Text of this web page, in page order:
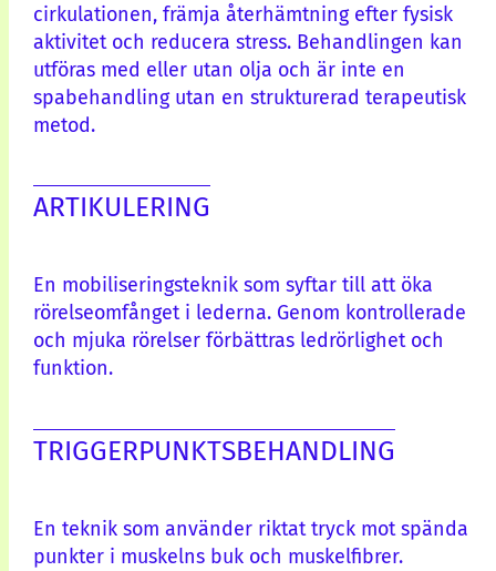
cirkulationen, främja återhämtning efter fysisk
aktivitet och reducera stress. Behandlingen kan
utföras med eller utan olja och är inte en
spabehandling utan en strukturerad terapeutisk
metod.
ARTIKULERING
En mobiliseringsteknik som syftar till att öka
rörelseomfånget i lederna. Genom kontrollerade
och mjuka rörelser förbättras ledrörlighet och
funktion.
TRIGGERPUNKTSBEHANDLING
En teknik som använder riktat tryck mot spända
punkter i muskelns buk och muskelfibrer.